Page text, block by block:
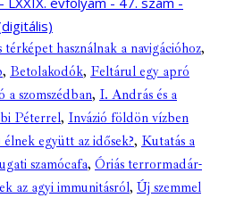
használnak a navigációhoz,
, Betolakodók, Feltárul egy apró
a szomszédban, I. András és a
Péterrel, Invázió földön vízben
együtt az idősek?, Kutatás a
szamócafa, Óriás terrormadár-
az agyi immunitásról, Új szemmel